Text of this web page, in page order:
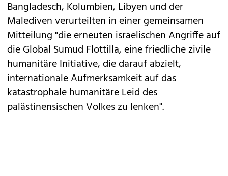
Bangladesch, Kolumbien, Libyen und der
Malediven verurteilten in einer gemeinsamen
Mitteilung "die erneuten israelischen Angriffe auf
die Global Sumud Flottilla, eine friedliche zivile
humanitäre Initiative, die darauf abzielt,
internationale Aufmerksamkeit auf das
katastrophale humanitäre Leid des
palästinensischen Volkes zu lenken".